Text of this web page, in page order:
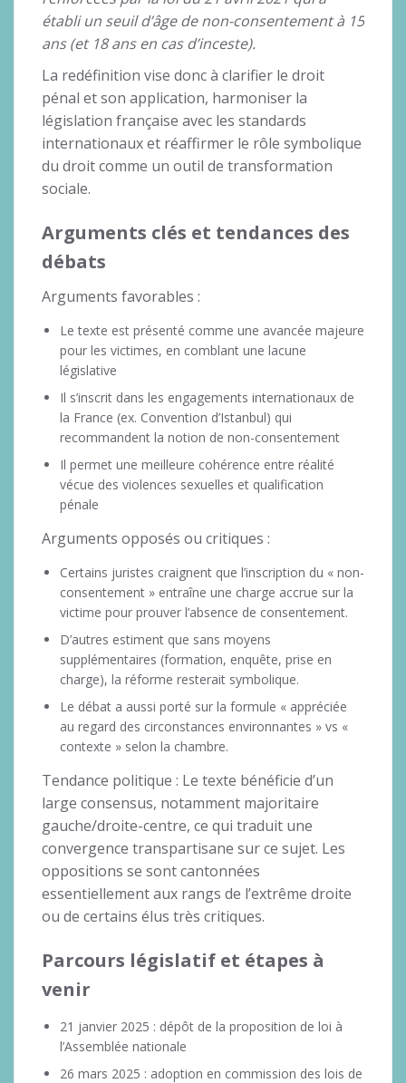
établi un seuil d’âge de non-consentement à 15
ans (et 18 ans en cas d’inceste).
La redéfinition vise donc à clarifier le droit
pénal et son application, harmoniser la
législation française avec les standards
internationaux et réaffirmer le rôle symbolique
du droit comme un outil de transformation
sociale.
Arguments clés et tendances des
débats
Arguments favorables :
Le texte est présenté comme une avancée majeure
pour les victimes, en comblant une lacune
législative
Il s’inscrit dans les engagements internationaux de
la France (ex. Convention d’Istanbul) qui
recommandent la notion de non-consentement
Il permet une meilleure cohérence entre réalité
vécue des violences sexuelles et qualification
pénale
Arguments opposés ou critiques :
Certains juristes craignent que l’inscription du « non-
consentement » entraîne une charge accrue sur la
victime pour prouver l’absence de consentement.
D’autres estiment que sans moyens
supplémentaires (formation, enquête, prise en
charge), la réforme resterait symbolique.
Le débat a aussi porté sur la formule « appréciée
au regard des circonstances environnantes » vs «
contexte » selon la chambre.
Tendance politique : Le texte bénéficie d’un
large consensus, notamment majoritaire
gauche/droite-centre, ce qui traduit une
convergence transpartisane sur ce sujet. Les
oppositions se sont cantonnées
essentiellement aux rangs de l’extrême droite
ou de certains élus très critiques.
Parcours législatif et étapes à
venir
21 janvier 2025 : dépôt de la proposition de loi à
l’Assemblée nationale
26 mars 2025 : adoption en commission des lois de